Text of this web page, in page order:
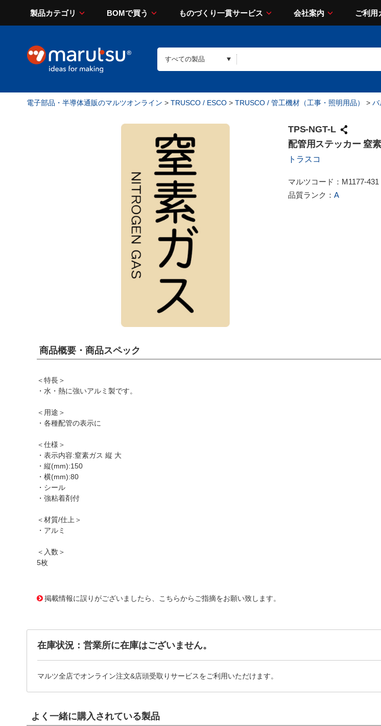
製品カテゴリ BOMで買う ものづくり一貫サービス 会社案内 ご利用
電子部品・半導体通販のマルツオンライン > TRUSCO / ESCO > TRUSCO / 管工機材（工事・照明用品） > バ
TPS-NGT-L
配管用ステッカー 窒
トラスコ
マルツコード： M1177-431
品質ランク： A
商品概要・商品スペック
＜特長＞
・水・熱に強いアルミ製です。
＜用途＞
・各種配管の表示に
＜仕様＞
・表示内容:窒素ガス 縦 大
・縦(mm):150
・横(mm):80
・シール
・強粘着剤付
＜材質/仕上＞
・アルミ
＜入数＞
5枚
掲載情報に誤りがございましたら、こちらからご指摘をお願い致します。
在庫状況：営業所に在庫はございません。
マルツ全店でオンライン注文&店頭受取りサービスをご利用いただけます。
よく一緒に購入されている製品